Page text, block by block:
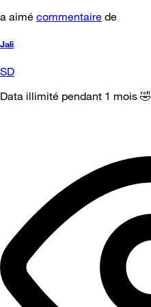
a aimé commentaire de
Jali
SD
Data illimité pendant 1 mois 🤣